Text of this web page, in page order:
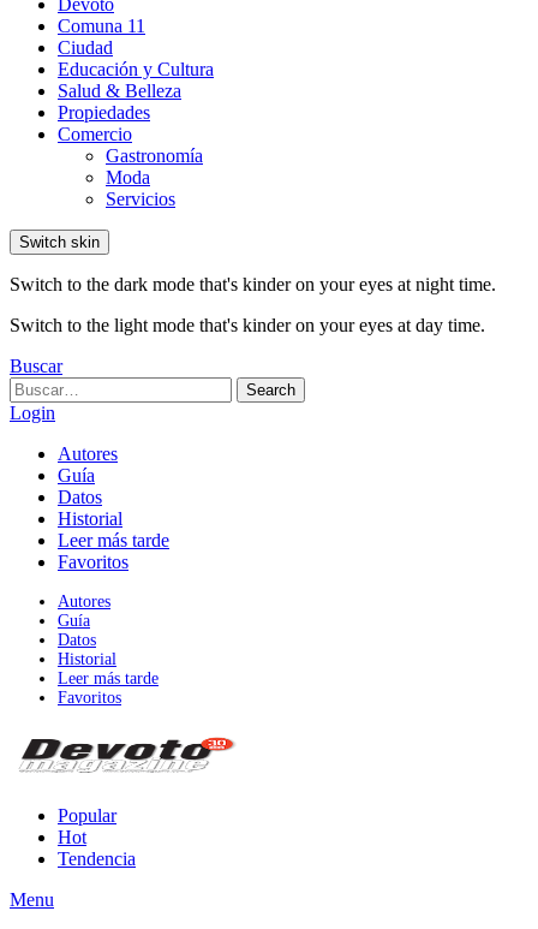
Devoto
Comuna 11
Ciudad
Educación y Cultura
Salud & Belleza
Propiedades
Comercio
Gastronomía
Moda
Servicios
Switch skin
Switch to the dark mode that's kinder on your eyes at night time.
Switch to the light mode that's kinder on your eyes at day time.
Buscar
Search
for:
Search
Login
Autores
Guía
Datos
Historial
Leer más tarde
Favoritos
Autores
Guía
Datos
Historial
Leer más tarde
Favoritos
Popular
Hot
Tendencia
Menu